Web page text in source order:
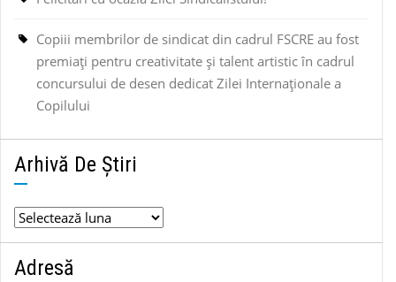
Copiii membrilor de sindicat din cadrul FSCRE au fost
premiați pentru creativitate și talent artistic în cadrul
concursului de desen dedicat Zilei Internaționale a
Copilului
Arhivă De Știri
Arhivă
de
știri
Adresă